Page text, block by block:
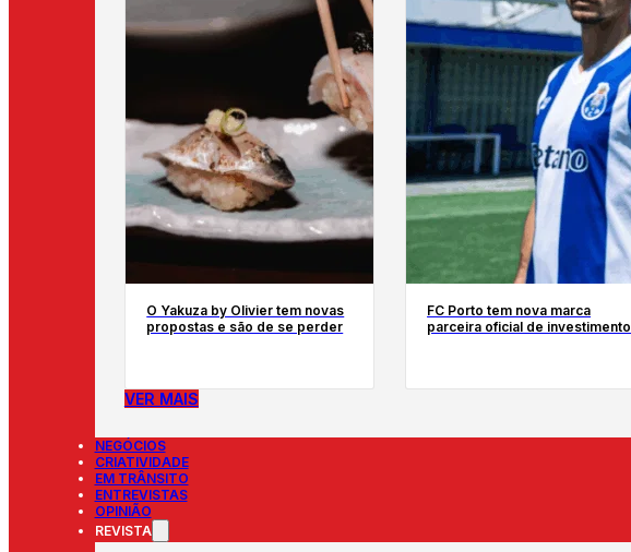
O Yakuza by Olivier tem novas
propostas e são de se perder
FC Porto tem nova marca
parceira oficial de investimento
VER MAIS
NEGÓCIOS
CRIATIVIDADE
EM TRÂNSITO
ENTREVISTAS
OPINIÃO
REVISTA